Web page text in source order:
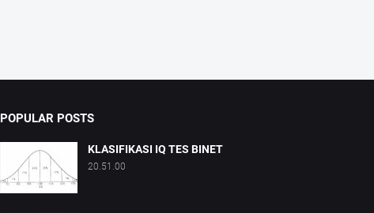
POPULAR POSTS
KLASIFIKASI IQ TES BINET
20.51.00